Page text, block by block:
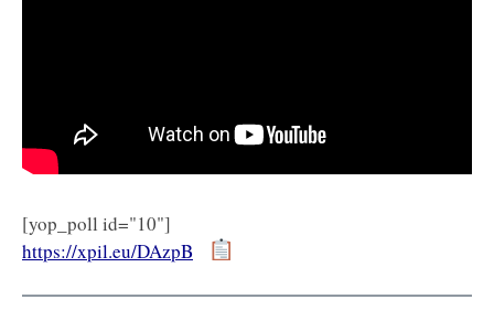
[yop_poll id="10"]
https://xpil.eu/DAzpB